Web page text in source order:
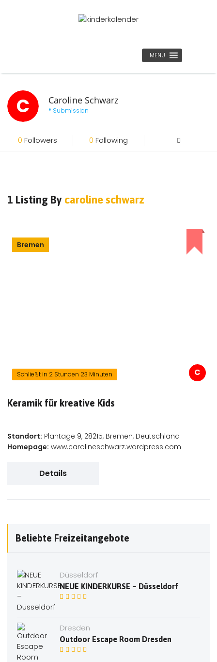
MENU
C Caroline Schwarz
Submission
0 Followers 0 Following
1 Listing By caroline schwarz
Bremen
C
Schließt in 2 Stunden 23 Minuten
Keramik für kreative Kids
Standort: Plantage 9, 28215, Bremen, Deutschland
Homepage: www.carolineschwarz.wordpress.com
Details
Beliebte Freizeitangebote
Düsseldorf
NEUE KINDERKURSE – Düsseldorf
Dresden
Outdoor Escape Room Dresden